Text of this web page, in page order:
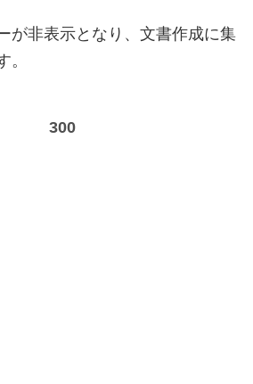
が非表示となり、文書作成に集
。
300